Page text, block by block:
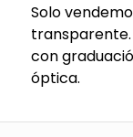
Solo
transparente.
con
óptica.